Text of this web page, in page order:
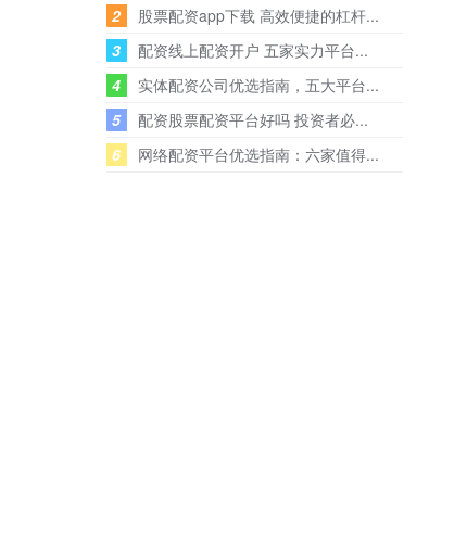
2
股票配资app下载 高效便捷的杠杆...
3
配资线上配资开户 五家实力平台...
4
实体配资公司优选指南，五大平台...
5
配资股票配资平台好吗 投资者必...
6
网络配资平台优选指南：六家值得...